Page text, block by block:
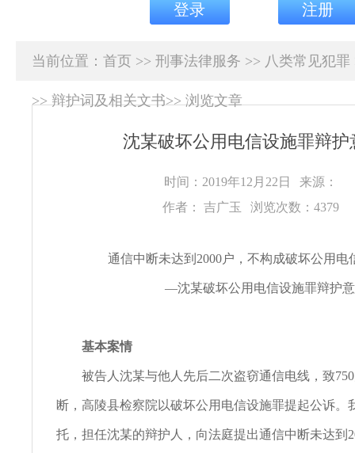
登录 注册
当前位置： 首页 >> 刑事法律服务 >> 八类常见犯罪
>>辩护词及相关文书>>浏览文章
沈某破坏公用电信设施罪辩护
时间：2019年12月22日
来源：
作者： 吉广玉
浏览次数：4379
通信中断未达到2000户，不构成破坏公用电
—沈某破坏公用电信设施罪辩护
基本案情
被告人沈某与他人先后二次盗窃通信电线，致750
断，高陵县检察院以破坏公用电信设施罪提起公诉。
托，担任沈某的辩护人，向法庭提出通信中断未达到